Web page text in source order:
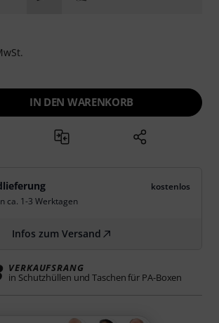
IN DEN WARENKORB
kostenlos
ca. 1-3 Werktagen
Infos zum Versand
VERKAUFSRANG
in Schutzhüllen und Taschen für PA-Boxen